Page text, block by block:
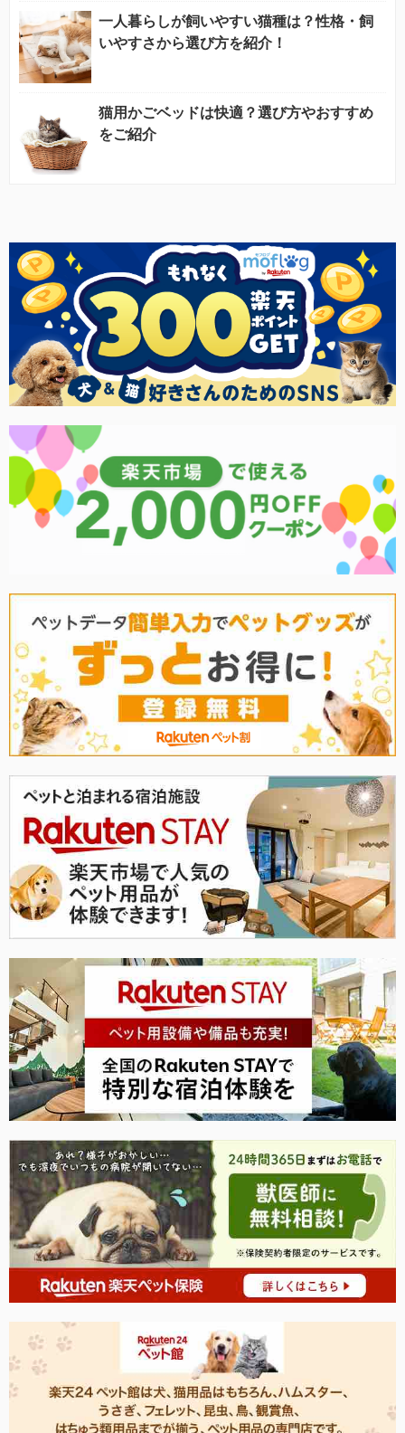
一人暮らしが飼いやすい猫種は？性格・飼
いやすさから選び方を紹介！
猫用かごベッドは快適？選び方やおすすめ
をご紹介